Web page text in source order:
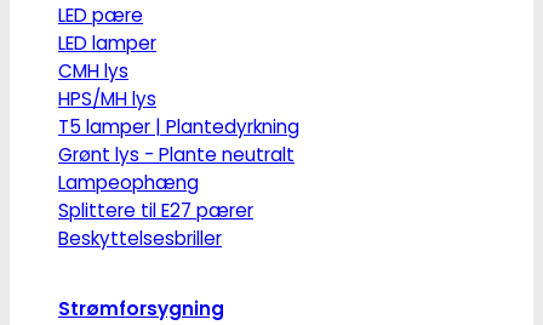
LED pære
LED lamper
CMH lys
HPS/MH lys
T5 lamper | Plantedyrkning
Grønt lys - Plante neutralt
Lampeophæng
Splittere til E27 pærer
Beskyttelsesbriller
Strømforsygning